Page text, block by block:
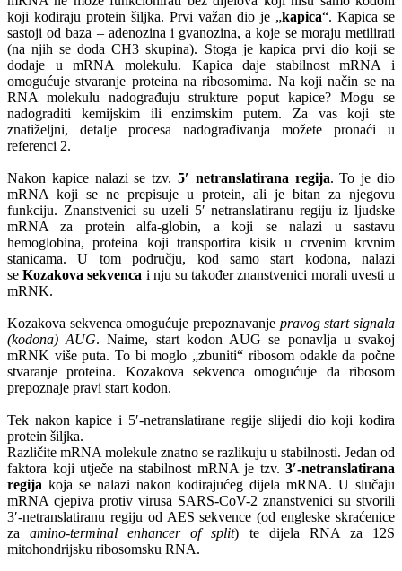
koji kodiraju protein šiljka. Prvi važan dio je „kapica“. Kapica se
sastoji od baza – adenozina i gvanozina, a koje se moraju metilirati
(na njih se doda CH3 skupina). Stoga je kapica prvi dio koji se
dodaje u mRNA molekulu. Kapica daje stabilnost mRNA i
omogućuje stvaranje proteina na ribosomima. Na koji način se na
RNA molekulu nadograđuju strukture poput kapice? Mogu se
nadograditi kemijskim ili enzimskim putem. Za vas koji ste
znatiželjni, detalje procesa nadograđivanja možete pronaći u
referenci 2.
Nakon kapice nalazi se tzv. 5′ netranslatirana regija. To je dio
mRNA koji se ne prepisuje u protein, ali je bitan za njegovu
funkciju. Znanstvenici su uzeli 5′ netranslatiranu regiju iz ljudske
mRNA za protein alfa-globin, a koji se nalazi u sastavu
hemoglobina, proteina koji transportira kisik u crvenim krvnim
stanicama. U tom području, kod samo start kodona, nalazi
seKozakova sekvenca i nju su također znanstvenici morali uvesti u
mRNK.
Kozakova sekvenca omogućuje prepoznavanje pravog start signala
(kodona) AUG. Naime, start kodon AUG se ponavlja u svakoj
mRNK više puta. To bi moglo „zbuniti“ ribosom odakle da počne
stvaranje proteina. Kozakova sekvenca omogućuje da ribosom
prepoznaje pravi start kodon.
Tek nakon kapice i 5′-netranslatirane regije slijedi dio koji kodira
protein šiljka.
Različite mRNA molekule znatno se razlikuju u stabilnosti. Jedan od
faktora koji utječe na stabilnost mRNA je tzv. 3′-netranslatirana
regija koja se nalazi nakon kodirajućeg dijela mRNA. U slučaju
mRNA cjepiva protiv virusa SARS-CoV-2 znanstvenici su stvorili
3′-netranslatiranu regiju od AES sekvence (od engleske skraćenice
zaamino-terminal enhancer of split) te dijela RNA za 12S
mitohondrijsku ribosomsku RNA.